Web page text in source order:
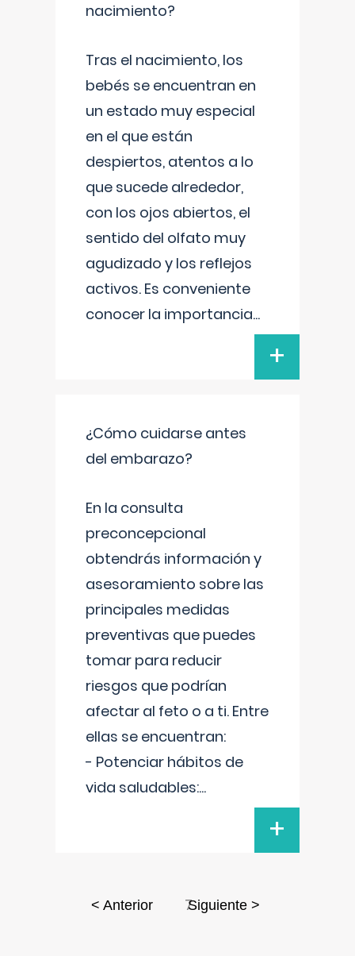
nacimiento?
Tras el nacimiento, los
bebés se encuentran en
un estado muy especial
en el que están
despiertos, atentos a lo
que sucede alrededor,
con los ojos abiertos, el
sentido del olfato muy
agudizado y los reflejos
activos. Es conveniente
conocer la importancia...
+
¿Cómo cuidarse antes
del embarazo?
En la consulta
preconcepcional
obtendrás información y
asesoramiento sobre las
principales medidas
preventivas que puedes
tomar para reducir
riesgos que podrían
afectar al feto o a ti. Entre
ellas se encuentran:
- Potenciar hábitos de
vida saludables:...
+
< Anterior 7Siguiente >